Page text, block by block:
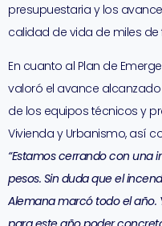
presupuestaria y los
calidad de vida de miles
En cuanto al Plan de
valoró el avance
de los equipos técnicos y
Vivienda y Urbanismo, así
“Estamos cerrando con una
pesos. Sin duda que el
Alemana marcó todo el año.